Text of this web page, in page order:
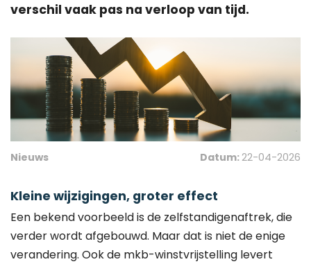
verschil vaak pas na verloop van tijd.
Nieuws Datum:22-04-2026
Kleine wijzigingen, groter effect
Een bekend voorbeeld is de zelfstandigenaftrek, die
verder wordt afgebouwd. Maar dat is niet de enige
verandering. Ook de mkb-winstvrijstelling levert